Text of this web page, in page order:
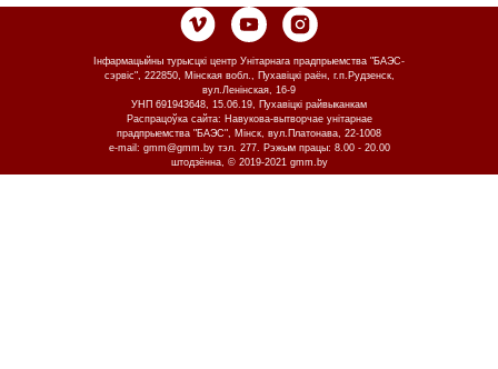
Інфармацыйны турысцкі центр Унітарнага прадпрыемства "БАЭС-
сэрвіс", 222850, Мінская вобл., Пухавіцкі раён, г.п.Рудзенск,
вул.Ленінская, 16-9
УНП 691943648, 15.06.19, Пухавіцкі райвыканкам
Распрацоўка сайта: Навукова-вытворчае унітарнае
прадпрыемства "БАЭС", Мінск, вул.Платонава, 22-1008
e-mail: gmm@gmm.by тэл. 277. Рэжым працы: 8.00 - 20.00
штодзённа, © 2019-2021 gmm.by